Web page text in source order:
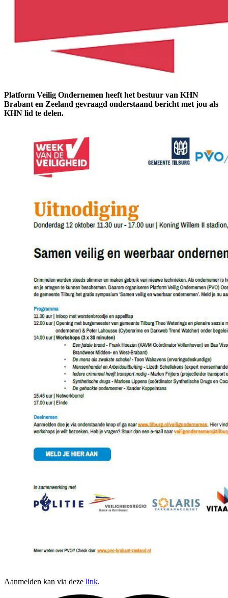
Platform Veilig Ondernemen heeft het bestuur van KHN
Brabant en Zeeland gevraagd onderstaand bericht met jou als
KHN lid te delen.
Aanmelden kan via deze link.